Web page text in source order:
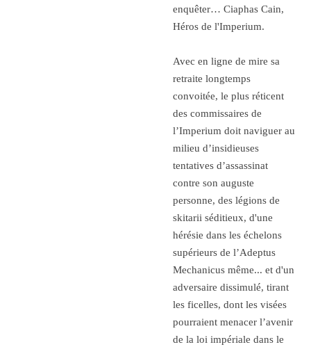
enquêter… Ciaphas Cain,
Héros de l'Imperium.
Avec en ligne de mire sa
retraite longtemps
convoitée, le plus réticent
des commissaires de
l’Imperium doit naviguer au
milieu d’insidieuses
tentatives d’assassinat
contre son auguste
personne, des légions de
skitarii séditieux, d'une
hérésie dans les échelons
supérieurs de l’Adeptus
Mechanicus même... et d'un
adversaire dissimulé, tirant
les ficelles, dont les visées
pourraient menacer l’avenir
de la loi impériale dans le